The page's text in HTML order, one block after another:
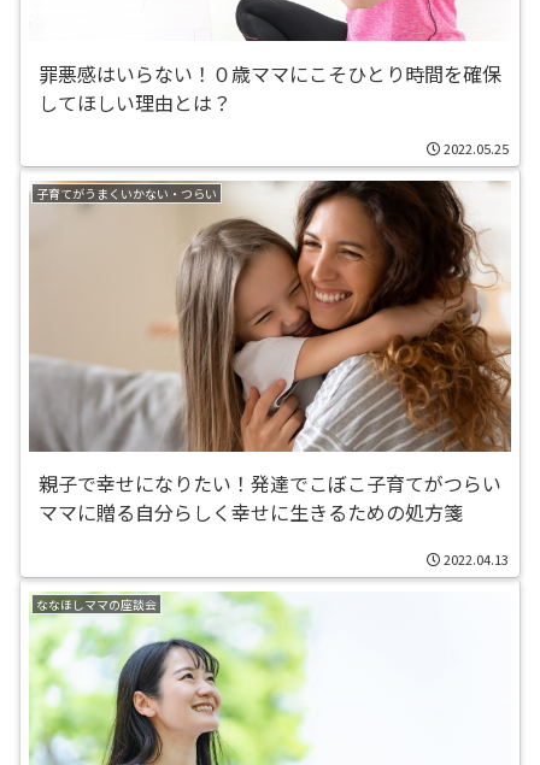
罪悪感はいらない！０歳ママにこそひとり時間を確保
してほしい理由とは？
2022.05.25
子育てがうまくいかない・つらい
親子で幸せになりたい！発達でこぼこ子育てがつらい
ママに贈る自分らしく幸せに生きるための処方箋
2022.04.13
ななほしママの座談会